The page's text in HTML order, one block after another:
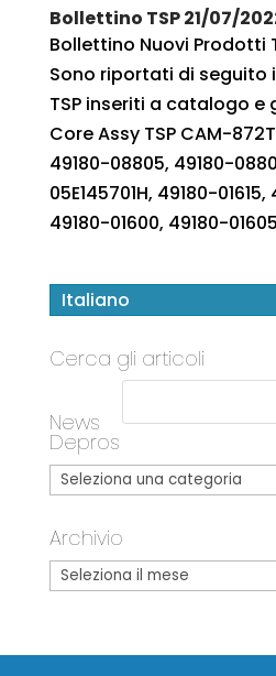
Bollettino TSP 21/07/
Bollettino Nuovi Prodotti
Sono riportati di seguito
TSP inseriti a catalogo e
Core Assy TSP CAM-
49180-08805, 49180-
05E145701H, 49180-
49180-01600, 49180-
Italiano
Cerca gli articoli
News
Depros
Archivio